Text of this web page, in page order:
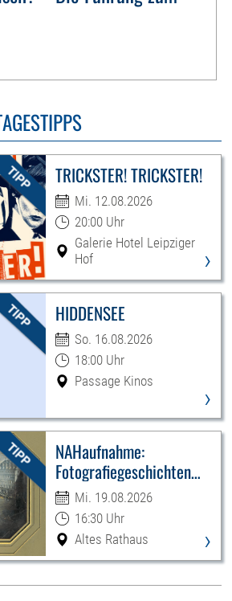
TRICKSTER! TRICKSTER!
Mi. 12.08.2026
20:00 Uhr
Galerie Hotel Leipziger
Hof
›
HIDDENSEE
So. 16.08.2026
18:00 Uhr
Passage Kinos
›
NAHaufnahme:
Fotografiegeschichten
Leipzigs
Mi. 19.08.2026
16:30 Uhr
Altes Rathaus
›